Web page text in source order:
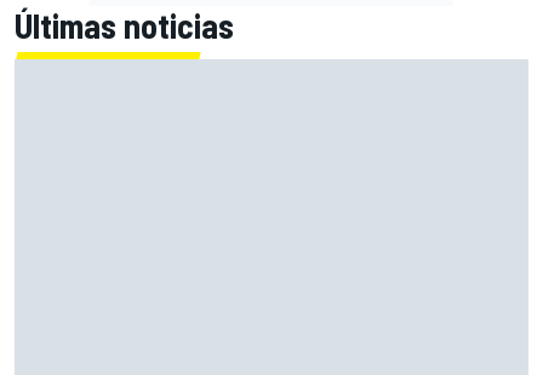
Últimas noticias